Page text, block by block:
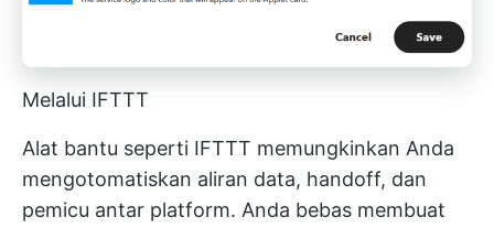
Melalui IFTTT
Alat bantu seperti IFTTT memungkinkan Anda
mengotomatiskan aliran data, handoff, dan
pemicu antar platform. Anda bebas membuat